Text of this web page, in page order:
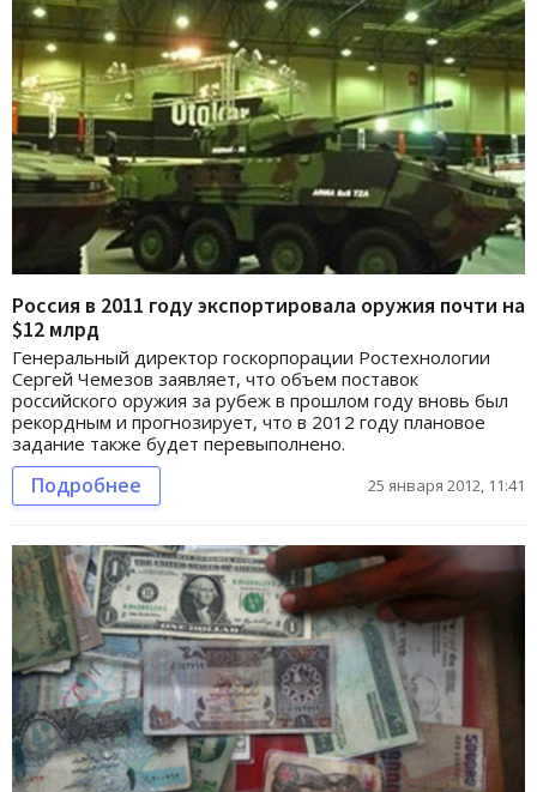
Россия в 2011 году экспортировала оружия почти на
$12 млрд
Генеральный директор госкорпорации Ростехнологии
Сергей Чемезов заявляет, что объем поставок
российского оружия за рубеж в прошлом году вновь был
рекордным и прогнозирует, что в 2012 году плановое
задание также будет перевыполнено.
Подробнее 25 января 2012, 11:41